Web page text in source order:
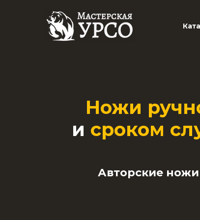
Ножи
и сроком
Авторские ножи